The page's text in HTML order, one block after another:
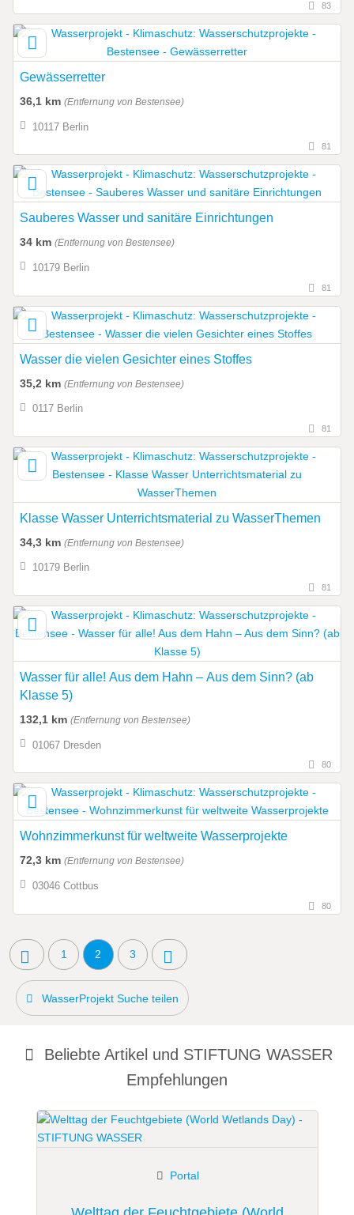
83
Gewässerretter
36,1 km (Entfernung von Bestensee)
10117 Berlin
81
Sauberes Wasser und sanitäre Einrichtungen
34 km (Entfernung von Bestensee)
10179 Berlin
81
Wasser die vielen Gesichter eines Stoffes
35,2 km (Entfernung von Bestensee)
0117 Berlin
81
Klasse Wasser Unterrichtsmaterial zu WasserThemen
34,3 km (Entfernung von Bestensee)
10179 Berlin
81
Wasser für alle! Aus dem Hahn – Aus dem Sinn? (ab
Klasse 5)
132,1 km (Entfernung von Bestensee)
01067 Dresden
80
Wohnzimmerkunst für weltweite Wasserprojekte
72,3 km (Entfernung von Bestensee)
03046 Cottbus
80
1 2 3
WasserProjekt Suche teilen
Beliebte Artikel und STIFTUNG WASSER
Empfehlungen
Portal